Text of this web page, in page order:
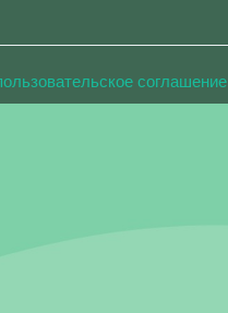
соглашение